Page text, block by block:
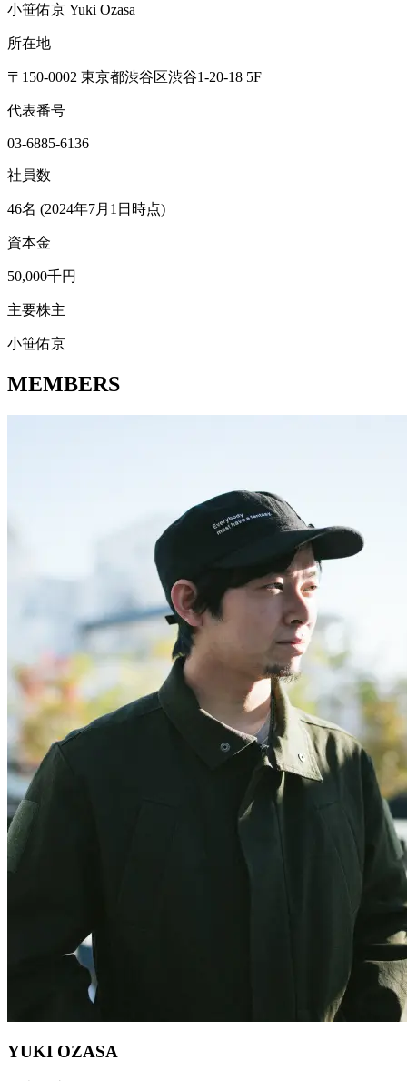
小笹佑京 Yuki Ozasa
所在地
〒150-0002 東京都渋谷区渋谷1-20-18 5F
代表番号
03-6885-6136
社員数
46名 (2024年7月1日時点)
資本金
50,000千円
主要株主
小笹佑京
MEMBERS
YUKI OZASA